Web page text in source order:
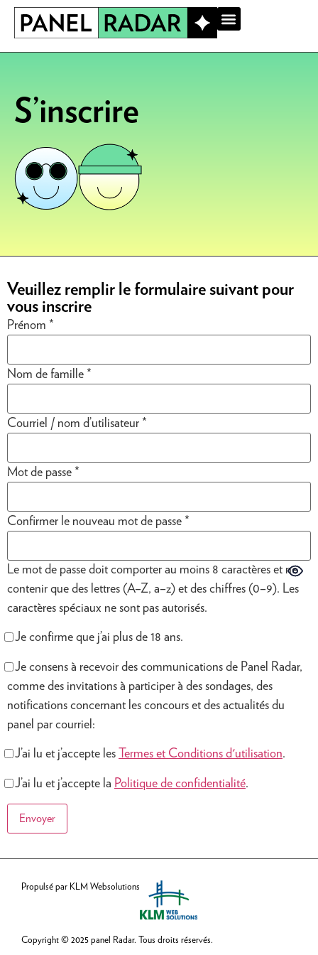
S’inscrire
Veuillez remplir le formulaire suivant pour
vous inscrire
Prénom *
Nom de famille *
Courriel / nom d’utilisateur *
Mot de passe *
Confirmer le nouveau mot de passe *
Le mot de passe doit comporter au moins 8 caractères et ne
contenir que des lettres (A–Z, a–z) et des chiffres (0–9). Les
caractères spéciaux ne sont pas autorisés.
Je confirme que j’ai plus de 18 ans.
Je consens à recevoir des communications de Panel Radar,
comme des invitations à participer à des sondages, des
notifications concernant les concours et des actualités du
panel par courriel:
J’ai lu et j’accepte les Termes et Conditions d'utilisation.
J’ai lu et j’accepte la Politique de confidentialité.
Envoyer
Propulsé par KLM Websolutions
Copyright © 2025 panel Radar. Tous droits réservés.